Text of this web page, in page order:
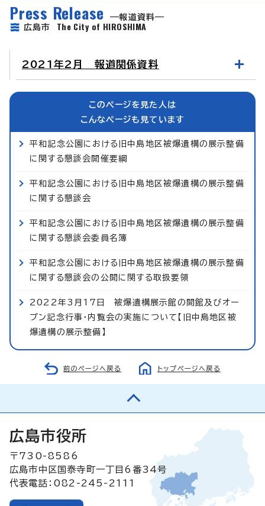
Press Release
報道資料
広島市 The City of HIROSHIMA
2021年2月 報道関係資料
このページを見た人は
こんなページも見ています
平和記念公園における旧中島地区被爆遺構の展示整備
に関する懇談会開催要綱
平和記念公園における旧中島地区被爆遺構の展示整備
に関する懇談会
平和記念公園における旧中島地区被爆遺構の展示整備
に関する懇談会委員名簿
平和記念公園における旧中島地区被爆遺構の展示整備
に関する懇談会の公開に関する取扱要領
2022年3月17日 被爆遺構展示館の開館及びオー
プン記念行事・内覧会の実施について【旧中島地区被
爆遺構の展示整備】
前のページへ戻る トップページへ戻る
広島市役所
〒730-8586
広島市中区国泰寺町一丁目6番34号
代表電話：082-245-2111